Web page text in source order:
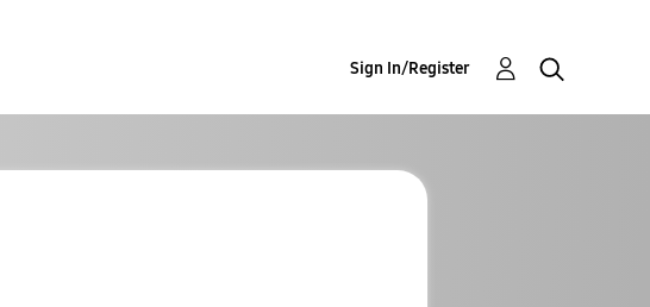
Sign In/Register